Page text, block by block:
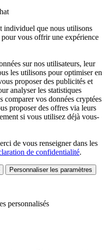
individuel que nous utilisons
vous offrir une expérience
sur nos utilisateurs, leur
les utilisons pour optimiser en
proposer des publicités et
analyser les statistiques
vos données cryptées
proposer des offres via leurs
si vous utilisez déjà vous-
de vous renseigner dans les
de confidentialité.
Personnaliser les paramètres
personnalisés